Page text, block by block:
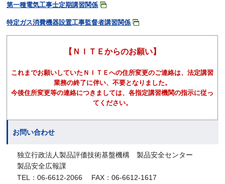
第一種電気工事士定期講習関係
特定ガス消費機器設置工事監督者講習関係
【ＮＩＴＥからのお願い】
これまでお願いしていたＮＩＴＥへの住所変更のご連絡は、法定講習
業務の終了に伴い、不要となりました。
今後住所変更等の連絡につきましては、各指定講習機関の指示に従っ
てください。
お問い合わせ
独立行政法人製品評価技術基盤機構 製品安全センター
製品安全広報課
TEL：06-6612-2066 FAX：06-6612-1617